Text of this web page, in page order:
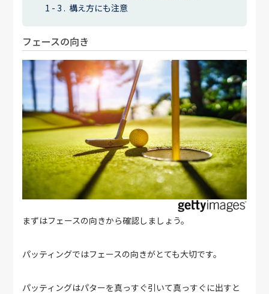
構え方にも注意
フェースの向き
まずはフェースの向きから確認しましょう。
パッティングではフェースの向きがとても大切です。
パッティングはパターを真っすぐ引いて真っすぐに出すと